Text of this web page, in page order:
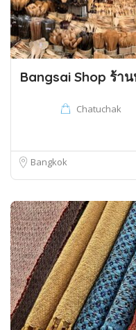
Bangsai Shop ร้า
Chatuchak
Bangkok